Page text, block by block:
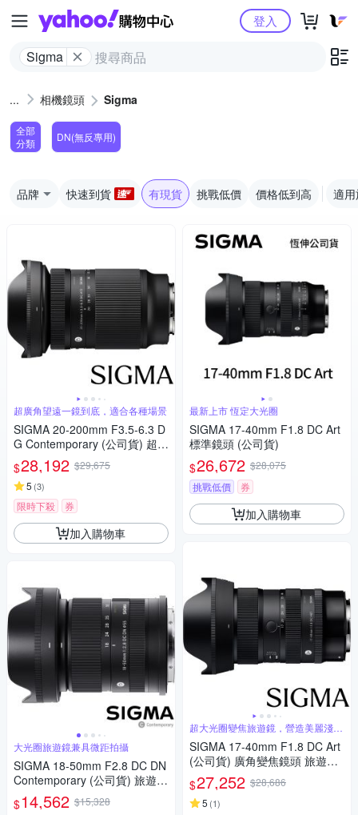
Yahoo購物中心
Sigma
登入
相機鏡頭 Sigma
全部
分類
DN(無反專用)
品牌 快速到貨 有現貨 挑戰低價 價格低到高 適
超廣角望遠一鏡到底，適合各種場景
SIGMA 20-200mm F3.5-6.3 D
G Contemporary (公司貨) 超廣
角變焦鏡頭 旅遊鏡 全片幅無反
微單眼鏡頭
$28,192 $29,675
5 (3)
限時下殺 券
加入購物車
大光圈旅遊鏡兼具微距拍攝
SIGMA 18-50mm F2.8 DC DN
Contemporary (公司貨) 旅遊鏡
APS-C 無反微單眼專用鏡頭
$14,562 $15,328
最新上市 恆定大光圈
SIGMA 17-40mm F1.8 DC Art
標準鏡頭 (公司貨)
$26,672 $28,075
挑戰低價
券
加入購物車
超大光圈變焦旅遊鏡，營造美麗淺景
深
SIGMA 17-40mm F1.8 DC Art
(公司貨) 廣角變焦鏡頭 旅遊鏡
APS-C 無反微單眼鏡頭
$27,252 $28,686
5 (1)